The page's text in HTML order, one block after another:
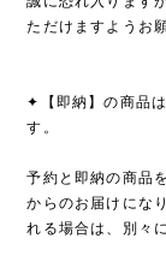
ただけますようお
✦【即納】の商品
す。
予約と即納の商品
からのお届けにな
れる場合は、別々